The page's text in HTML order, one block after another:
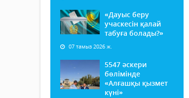
«Дауыс беру
учаскесін қалай
табуға болады?»
07 тамыз 2026 ж.
5547 әскери
бөлімінде
«Алғашқы қызмет
күні»